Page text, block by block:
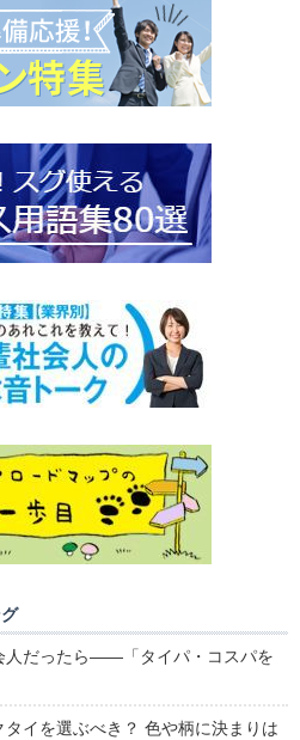
人だったら――「タイパ・コスパを
タイを選ぶべき？ 色や柄に決まりは